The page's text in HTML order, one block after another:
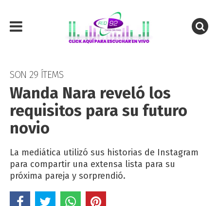
SON 29 ÍTEMS
Wanda Nara reveló los
requisitos para su futuro
novio
La mediática utilizó sus historias de Instagram
para compartir una extensa lista para su
próxima pareja y sorprendió.